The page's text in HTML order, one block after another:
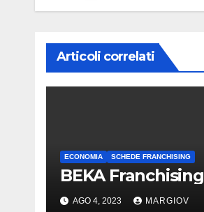
Articoli correlati
ECONOMIA SCHEDE FRANCHISING
BEKA Franchising
AGO 4, 2023 MARGIOV